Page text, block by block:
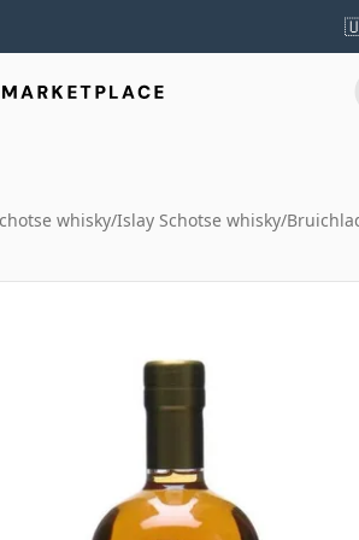
whisky/Islay Schotse whisky/